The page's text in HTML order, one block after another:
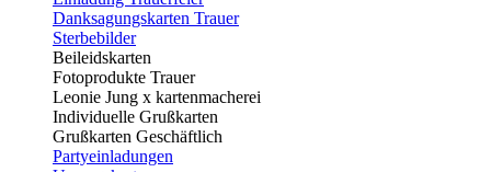
Danksagungskarten Trauer
Sterbebilder
Beileidskarten
Fotoprodukte Trauer
Leonie Jung x kartenmacherei
Individuelle Grußkarten
Grußkarten Geschäftlich
Partyeinladungen